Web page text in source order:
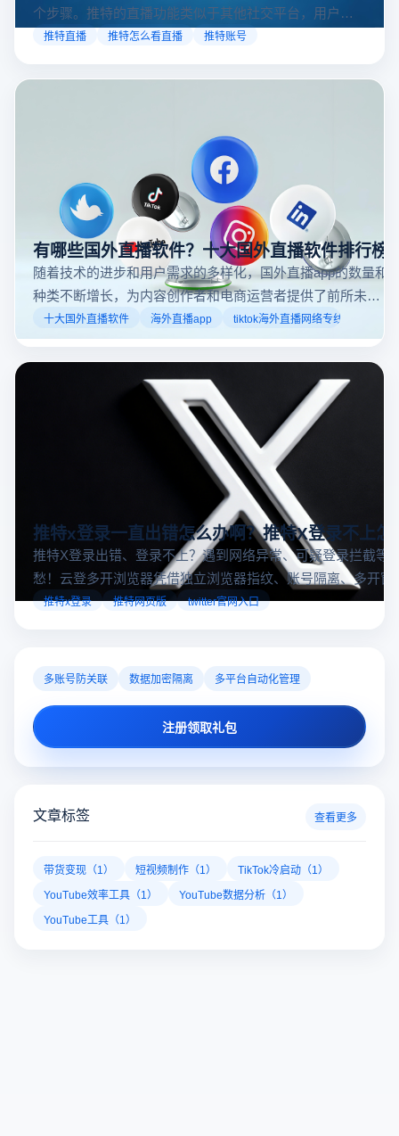
个步骤。推特的直播功能类似于其他社交平台，用户可
以通过关注自己喜欢的账号、浏览话题标签或查看实时
可以随时随地参与实时互动，无论是关注新闻事件、休
推特直播 推特怎么看直播 推特账号
有哪些国外直播软件？十大国外直播软件排行榜
随着技术的进步和用户需求的多样化，国外直播app的数量和
种类不断增长，为内容创作者和电商运营者提供了前所未有
的机遇。如果你是一个跨境电商从业者，想要了解2025年十
大国外直播软件排行榜，那么你来对地方了！接下来跟着云
登多开浏览器一起来了解海外直播平台哪些最受欢迎。
十大国外直播软件 海外直播app tiktok海外直播网络专线
推特x登录一直出错怎么办啊？推特X登录不上怎
推特X登录出错、登录不上？遇到网络异常、可疑登录拦截等
愁！云登多开浏览器凭借独立浏览器指纹、账号隔离、多开窗
对性解决登录难题，让推特X登录更稳定安全～
推特x登录 推特网页版 twitter官网入口
多账号防关联 数据加密隔离 多平台自动化管理
注册领取礼包
文章标签 查看更多
带货变现（1） 短视频制作（1）
TikTok冷启动（1）
YouTube效率工具（1）
YouTube数据分析（1）
YouTube工具（1）